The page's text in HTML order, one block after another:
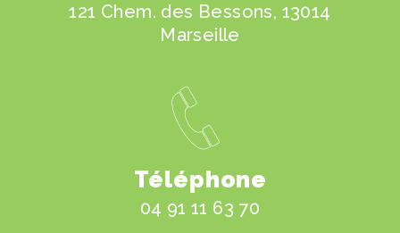
121 Chem. des Bessons, 13014
Marseille
Téléphone
04 91 11 63 70